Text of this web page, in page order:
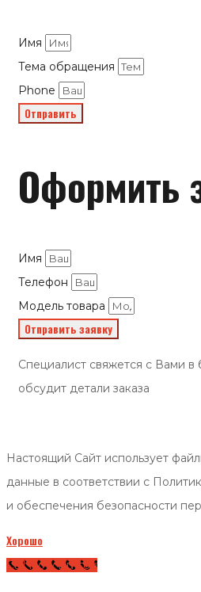
Имя
Тема обращения
Phone
Отправить
Оформить
Имя
Телефон
Модель товара
Отправить заявку
Специалист свяжется с Вами
обсудит детали заказа
Настоящий Сайт использует
данные в соответствии с
и обеспечения безопасности
Хорошо
Call Now Button